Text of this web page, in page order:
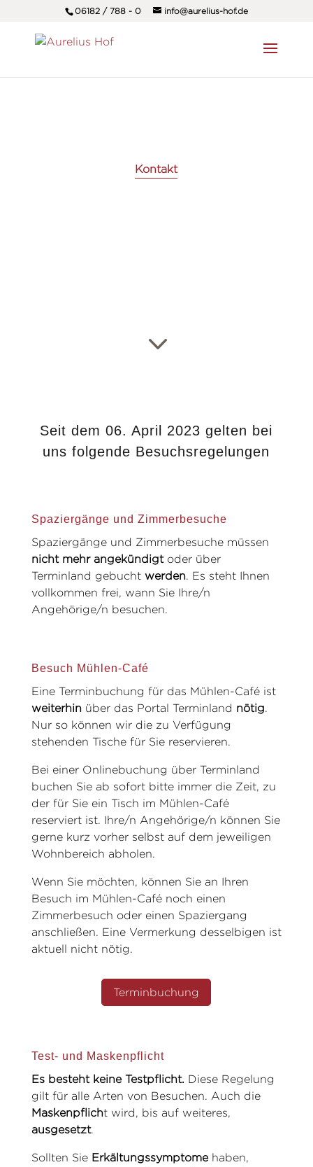
06182 / 788 - 0 info@aurelius-hof.de
Kontakt
3
Seit dem 06. April 2023 gelten bei
uns folgende Besuchsregelungen
Spaziergänge und Zimmerbesuche
Spaziergänge und Zimmerbesuche müssen
nicht mehr angekündigtoder über
Terminland gebucht werden. Es steht Ihnen
vollkommen frei, wann Sie Ihre/n
Angehörige/n besuchen.
Besuch Mühlen-Café
Eine Terminbuchung für das Mühlen-Café ist
weiterhinüber das Portal Terminland nötig.
Nur so können wir die zu Verfügung
stehenden Tische für Sie reservieren.
Bei einer Onlinebuchung über Terminland
buchen Sie ab sofort bitte immer die Zeit, zu
der für Sie ein Tisch im Mühlen-Café
reserviert ist. Ihre/n Angehörige/n können Sie
gerne kurz vorher selbst auf dem jeweiligen
Wohnbereich abholen.
Wenn Sie möchten, können Sie an Ihren
Besuch im Mühlen-Café noch einen
Zimmerbesuch oder einen Spaziergang
anschließen. Eine Vermerkung desselbigen ist
aktuell nicht nötig.
Terminbuchung
Test- und Maskenpflicht
Es besteht keine Testpflicht. Diese Regelung
gilt für alle Arten von Besuchen. Auch die
Maskenpflicht wird, bis auf weiteres,
ausgesetzt.
Sollten Sie Erkältungssymptomehaben,